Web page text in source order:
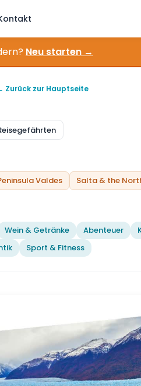
Neu starten →
Zurück zur Hauptseite
Valdes Salta & the
Wein & Getränke Abenteuer
Sport & Fitness